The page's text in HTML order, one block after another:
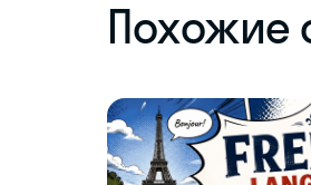
Похожие